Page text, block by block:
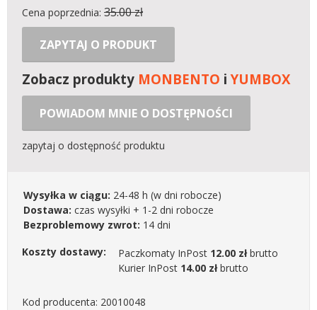
Cena poprzednia: 35.00 zł
ZAPYTAJ O PRODUKT
Zobacz produkty MONBENTO iYUMBOX
POWIADOM MNIE O DOSTĘPNOŚCI
zapytaj o dostępność produktu
Wysyłka w ciągu: 24-48 h (w dni robocze)
Dostawa: czas wysyłki + 1-2 dni robocze
Bezproblemowy zwrot: 14 dni
Koszty dostawy:
Paczkomaty InPost 12.00 złbrutto
Kurier InPost 14.00 złbrutto
Kod producenta: 20010048